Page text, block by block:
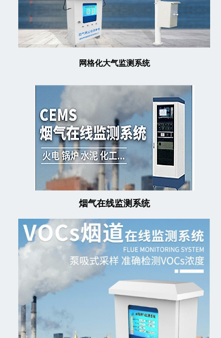
网格化大气监测系统
烟气在线监测系统